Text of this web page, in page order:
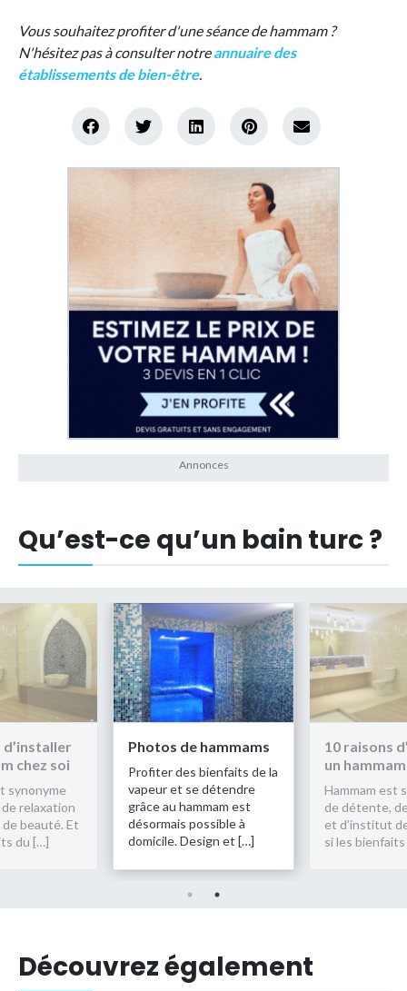
Vous souhaitez profiter d'une séance de hammam ?
N'hésitez pas à consulter notreannuaire des
établissements de bien-être.
Qu’est-ce qu’un bain turc ?
chez soi
synonyme
relaxation
beauté. Et
du […]
Photos de hammams
Profiter des bienfaits de la
vapeur et se détendre
grâce au hammam est
désormais possible à
domicile. Design et […]
10 raisons
un
Hammam est
de détente,
et d’institut
si les
Découvrez également